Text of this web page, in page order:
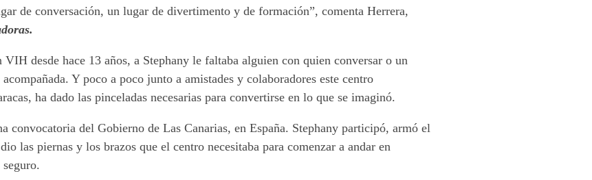
de conversación, un lugar de divertimento y de formación”, comenta Herrera,
desde hace 13 años, a Stephany le faltaba alguien con quien conversar o un
Y poco a poco junto a amistades y colaboradores este centro
ha dado las pinceladas necesarias para convertirse en lo que se imaginó.
convocatoria del Gobierno de Las Canarias, en España. Stephany participó, armó el
las piernas y los brazos que el centro necesitaba para comenzar a andar en